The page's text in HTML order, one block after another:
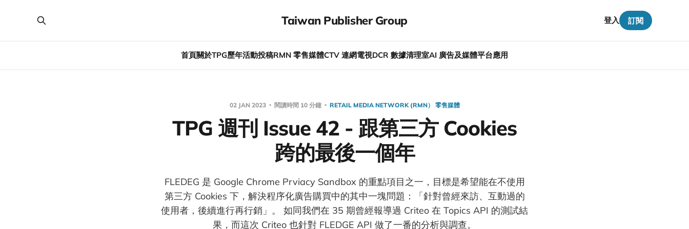
Taiwan Publisher Group
首頁關於TPG歷年活動投稿RMN 零售媒體CTV 連網電視DCR 數據清理室AI 廣告及媒體平台應用
登入 訂閱
02 JAN 2023 閱讀時間 10 分鐘 RETAIL MEDIA NETWORK (RMN） 零售媒體
TPG 週刊 Issue 42 - 跟第三方 Cookies
跨的最後一個年
FLEDEG 是 Google Chrome Prviacy Sandbox 的重點項目之一，目標是希望能在不使用
第三方 Cookies 下，解決程序化廣告購買中的其中一塊問題：「針對曾經來訪、互動過的
使用者，後續進行再行銷」。 如同我們在 35 期曾經報導過 Criteo 在 Topics API 的測試結
果，而這次 Criteo 也針對 FLEDGE API 做了一番的分析與調查。